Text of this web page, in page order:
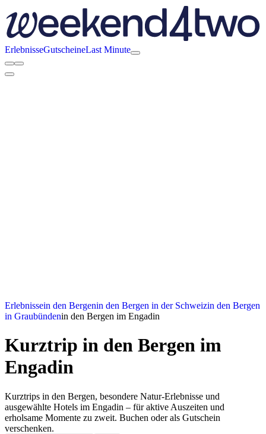
ErlebnisseGutscheineLast Minute
Erlebnissein den Bergenin den Bergen in der Schweizin den Bergen
in Graubündenin den Bergen im Engadin
Kurztrip in den Bergen im
Engadin
Kurztrips in den Bergen, besondere Natur-Erlebnisse und
ausgewählte Hotels im Engadin – für aktive Auszeiten und
erholsame Momente zu zweit. Buchen oder als Gutschein
verschenken.